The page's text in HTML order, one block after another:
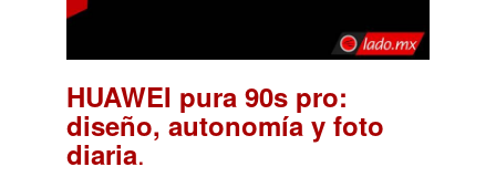
HUAWEI pura 90s pro:
diseño, autonomía y foto
diaria.